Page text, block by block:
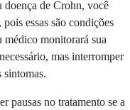
doença de Crohn, você
essas são condições
médico monitorará sua
mas interromper
sintomas.
pausas no tratamento se a